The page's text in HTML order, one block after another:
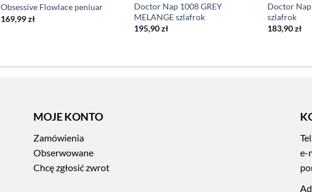
Obsessive Flowlace peniuar
169,99zł
Doctor Nap 1008 GREY
MELANGE szlafrok
195,90zł
Doctor
szlafrok
183,90zł
MOJE KONTO
Zamówienia
Obserwowane
Chcę zgłosić zwrot
Tel.
e-